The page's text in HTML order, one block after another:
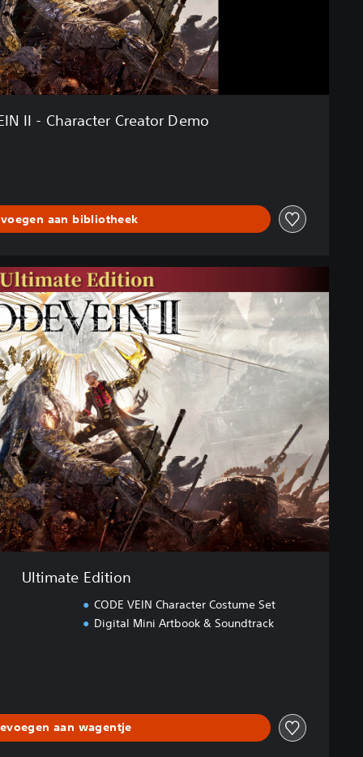
II - Character Creator Demo
aan bibliotheek
Ultimate Edition
CODE VEIN Character Costume Set
Digital Mini Artbook & Soundtrack
aan wagentje